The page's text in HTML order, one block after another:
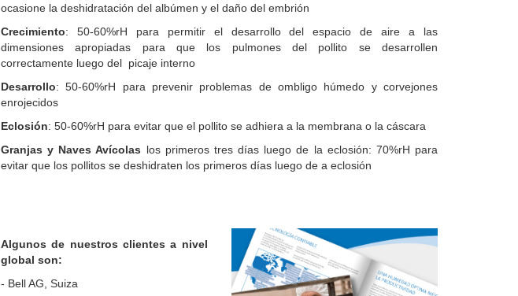
ocasione la deshidratación del albúmen y el daño del embrión
Crecimiento: 50-60%rH para permitir el desarrollo del espacio de aire a las
dimensiones apropiadas para que los pulmones del pollito se desarrollen
correctamente luego del picaje interno
Desarrollo: 50-60%rH para prevenir problemas de ombligo húmedo y corvejones
enrojecidos
Eclosión: 50-60%rH para evitar que el pollito se adhiera a la membrana o la cáscara
Granjas y Naves Avícolas los primeros tres días luego de la eclosión: 70%rH para
evitar que los pollitos se deshidraten los primeros días luego de a eclosión
Algunos de nuestros clientes a nivel
global son:
- Bell AG, Suiza